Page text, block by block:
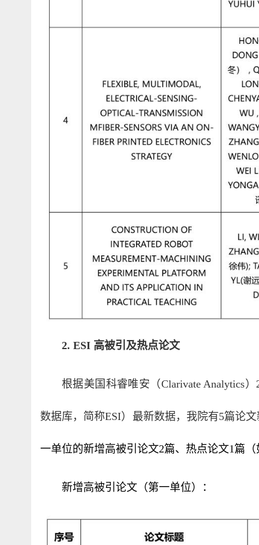
2. ESI 高被引及热点论文
根据美国科睿唯安（Clarivate Analytics）
数据库，简称ESI）最新数据，我院有5篇论
一单位的新增高被引论文2篇、热点论文1篇（
新增高被引论文（第一单位）：